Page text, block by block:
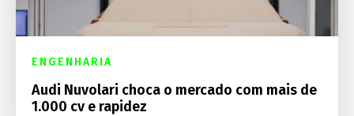
ENGENHARIA
Audi Nuvolari choca o mercado com mais de
1.000 cv e rapidez